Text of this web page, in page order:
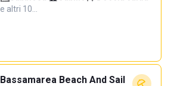
e altri 10…
Bassamarea Beach And Sail